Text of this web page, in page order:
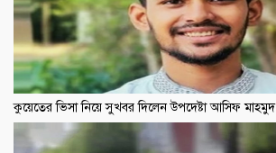
কুয়েতের ভিসা নিয়ে সুখবর দিলেন উপদেষ্টা আসিফ মাহমুদ